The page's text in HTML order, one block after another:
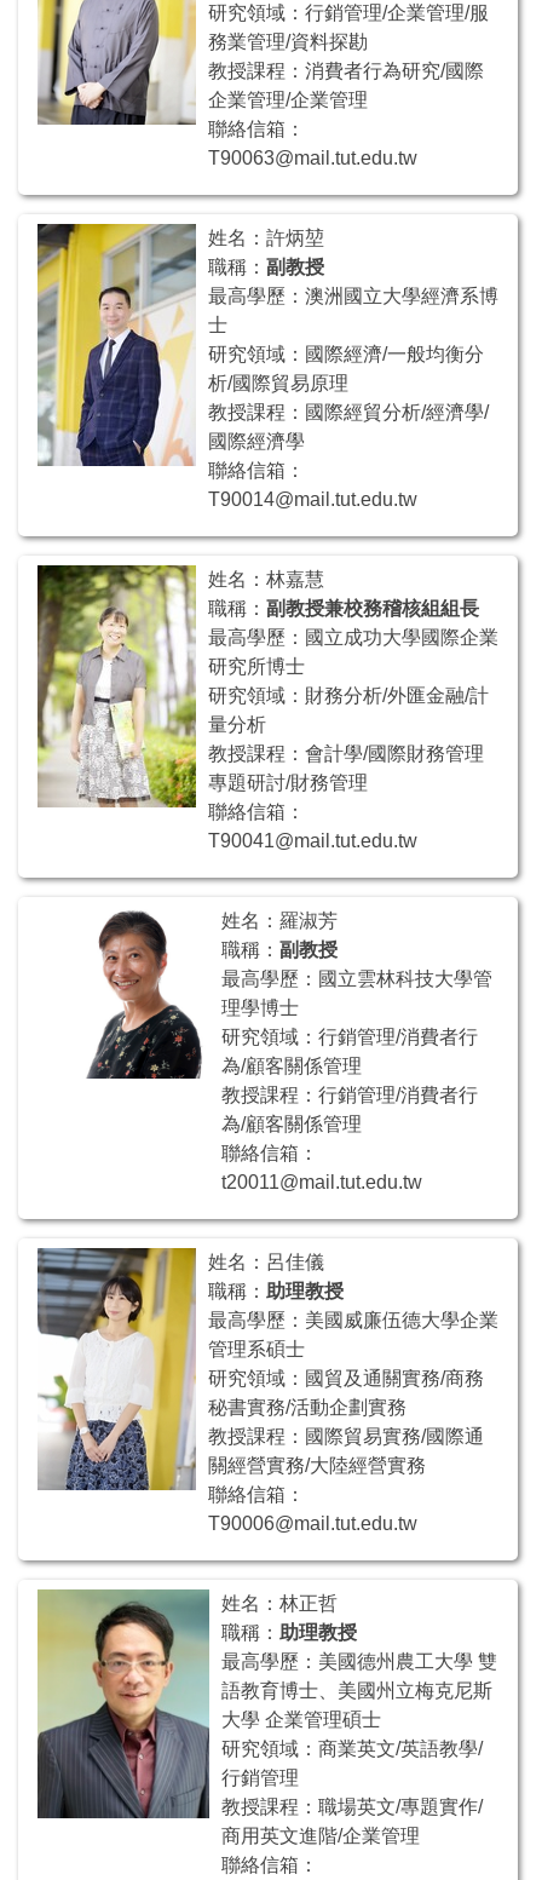
研究領域：行銷管理/企業管理/服
務業管理/資料探勘
教授課程：消費者行為研究/國際
企業管理/企業管理
聯絡信箱：
T90063@mail.tut.edu.tw
姓名：許炳堃
職稱： 副教授
最高學歷：澳洲國立大學經濟系博
士
研究領域：國際經濟/一般均衡分
析/國際貿易原理
教授課程：國際經貿分析/經濟學/
國際經濟學
聯絡信箱：
T90014@mail.tut.edu.tw
姓名：林嘉慧
職稱： 副教授兼校務稽核組組長
最高學歷：國立成功大學國際企業
研究所博士
研究領域：財務分析/外匯金融/計
量分析
教授課程：會計學/國際財務管理
專題研討/財務管理
聯絡信箱：
T90041@mail.tut.edu.tw
姓名：羅淑芳
職稱：副教授
最高學歷：國立雲林科技大學管
理學博士
研究領域：行銷管理/消費者行
為/顧客關係管理
教授課程：行銷管理/消費者行
為/顧客關係管理
聯絡信箱：
t20011@mail.tut.edu.tw
姓名：呂佳儀
職稱： 助理教授
最高學歷：美國威廉伍德大學企業
管理系碩士
研究領域：國貿及通關實務/商務
秘書實務/活動企劃實務
教授課程：國際貿易實務/國際通
關經營實務/大陸經營實務
聯絡信箱：
T90006@mail.tut.edu.tw
姓名：林正哲
職稱：助理教授
最高學歷：美國德州農工大學 雙
語教育博士、美國州立梅克尼斯
大學 企業管理碩士
研究領域：商業英文/英語教學/
行銷管理
教授課程：職場英文/專題實作/
商用英文進階/企業管理
聯絡信箱：